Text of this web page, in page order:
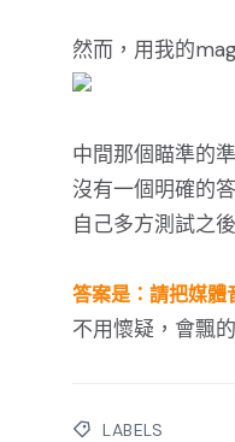
然而，用我的
中間那個瞄準的
沒有一個明確的
自己多方測試之
答案是：請把媒體
不用懷疑，會飄
LABELS